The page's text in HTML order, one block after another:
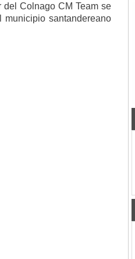
Colnago CM Team se
santandereano